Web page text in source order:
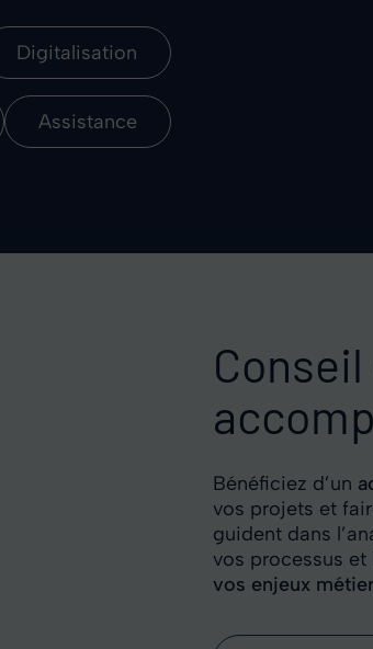
Digitalisation
Assistance
Bénéficiez d’un
vos projets et
guident dans
vos processus
vos enjeux